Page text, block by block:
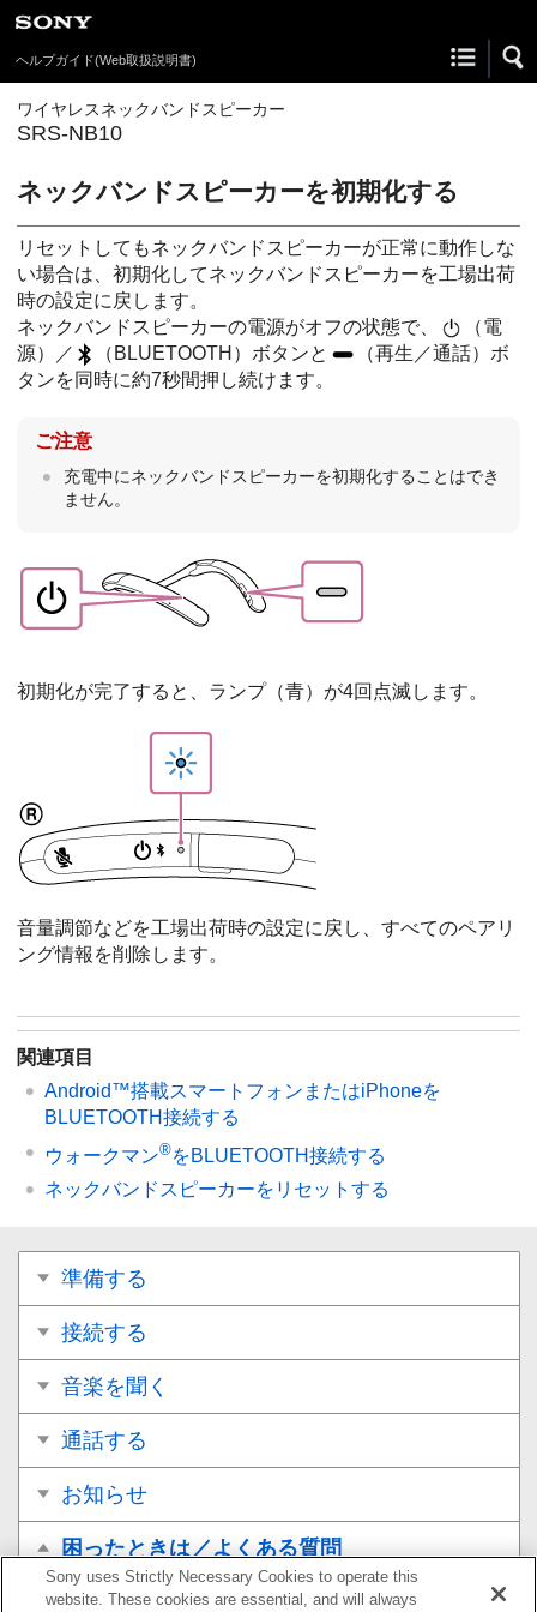
ヘルプガイド(Web取扱説明書)
ワイヤレスネックバンドスピーカー
SRS-NB10
ネックバンドスピーカーを初期化する
リセットしてもネックバンドスピーカーが正常に動作しな
い場合は、初期化してネックバンドスピーカーを工場出荷
時の設定に戻します。
ネックバンドスピーカーの電源がオフの状態で、
（電
源）／
（BLUETOOTH）ボタンと
（再生／通話）ボ
タンを同時に約7秒間押し続けます。
ご注意
充電中にネックバンドスピーカーを初期化することはでき
ません。
初期化が完了すると、ランプ（青）が4回点滅します。
音量調節などを工場出荷時の設定に戻し、すべてのペアリ
ング情報を削除します。
関連項目
Android™搭載スマートフォンまたはiPhoneを
BLUETOOTH接続する
ウォークマン®をBLUETOOTH接続する
ネックバンドスピーカーをリセットする
準備する
接続する
音楽を聞く
通話する
お知らせ
困ったときは／よくある質問
故障かな？と思ったら
Sony uses Strictly Necessary Cookies to operate this
website. These cookies are essential, and will always